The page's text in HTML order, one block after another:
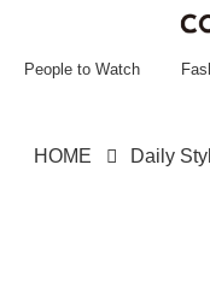
People to Watch
HOME Daily